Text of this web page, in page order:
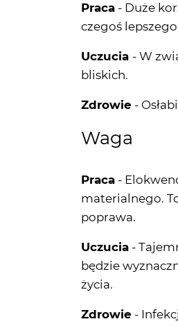
Praca - Duże
czegoś
Uczucia - W
bliskich.
Zdrowie -
Waga
Praca -
materialnego.
poprawa.
Uczucia -
będzie
życia.
Zdrowie -